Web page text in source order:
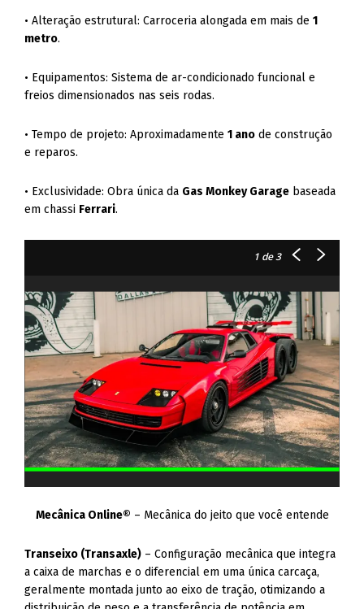
• Alteração estrutural: Carroceria alongada em mais de1
metro.
• Equipamentos: Sistema de ar-condicionado funcional e
freios dimensionados nas seis rodas.
• Tempo de projeto: Aproximadamente1 ano de construção
e reparos.
• Exclusividade: Obra única da Gas Monkey Garage baseada
em chassi Ferrari.
1de 3
Mecânica Online® – Mecânica do jeito que você entende
Transeixo (Transaxle) – Configuração mecânica que integra
a caixa de marchas e o diferencial em uma única carcaça,
geralmente montada junto ao eixo de tração, otimizando a